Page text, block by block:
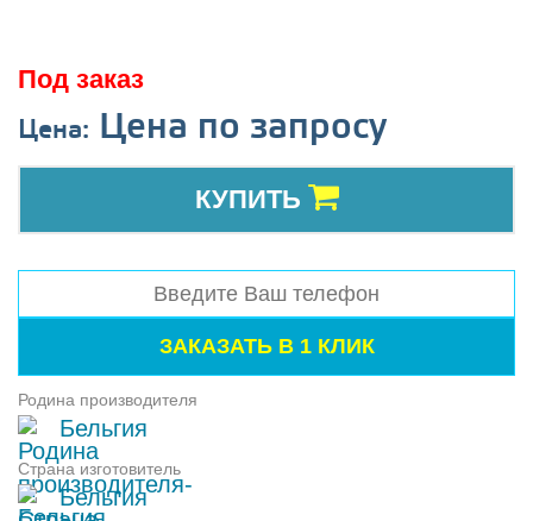
Под заказ
Цена: Цена по запросу
КУПИТЬ
Родина производителя
Бельгия
Страна изготовитель
Бельгия